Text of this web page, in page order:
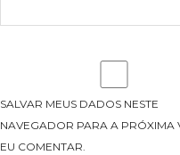
SALVAR MEUS DADOS NESTE
NAVEGADOR PARA A PRÓXIMA
EU COMENTAR.